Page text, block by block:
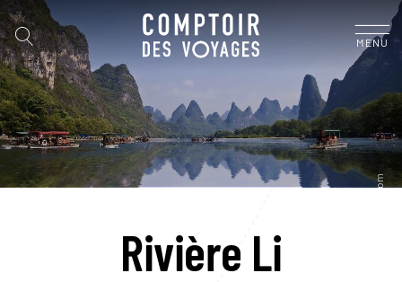
MENU
Rivière Li